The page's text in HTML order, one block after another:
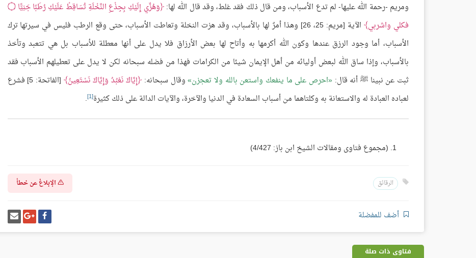
ومريم -رحمة الله عليها- لم تدع الأسباب، ومن قال ذلك فقد غلط، وقد قال الله لها: وَهُزِّي إِلَيْكِ بِجِذْعِ النَّخْلَةِ تُسَاقِطْ عَلَيْكِ رُطَبًا جَنِيًّا۝
فكلي واشربي
الآية [مريم: 25، 26] وهذا أمرٌ لها بالأسباب، وقد هزت النخلة وتعاطت الأسباب، حتى وقع الرطب فليس في سيرتها ترك
الأسباب، أما وجود الرزق عندها وكون الله أكرمها به وأتاح لها بعض الأرزاق فلا يدل على أنها معطلة للأسباب بل هي تتعبد وتأخذ
بالأسباب، وإذا ساق الله لبعض أوليائه من أهل الإيمان شيئا من الكرامات فهذا من فضله سبحانه لكن لا يدل على تعطيلهم الأسباب فقد
ثبت عن نبينا ﷺ أنه قال: احرص على ما ينفعك واستعن بالله ولا تعجزن وقال سبحانه: إِيَّاكَ نَعْبُدُ وَإِيَّاكَ نَسْتَعِينُ
[الفاتحة: 5] فشرع
لعباده العبادة له والاستعانة به وكلتاهما من أسباب السعادة في الدنيا والآخرة، والآيات الدالة على ذلك كثيرة[1]
.
(مجموع فتاوى ومقالات الشيخ ابن باز: 4/427)
الرقائق الإبلاغ عن خطأ
أضف للمفضلة شارك
على
فيسبوك
شارك
على
غوغل
بلس
إرسل
إيميل
فتاوى ذات صلة